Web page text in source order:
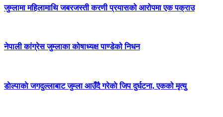
जुम्लामा महिलामाथि जबरजस्ती करणी प्रयासको आरोपमा एक पक्राउ
नेपाली कांग्रेस जुम्लाका कोषाध्यक्ष पाण्डेको निधन
डाेल्पाकाे जगदुल्लाबाट जुम्ला आउँदै गरेकाे जिप दुर्घटना, एकको मृत्यु